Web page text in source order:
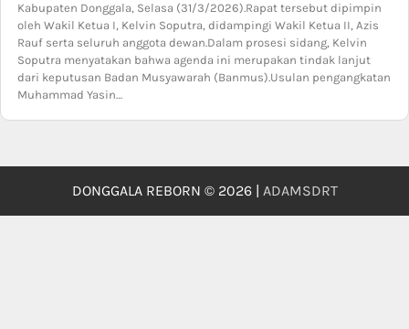
Kabupaten Donggala, Selasa (31/3/2026).Rapat tersebut dipimpin
oleh Wakil Ketua I, Kelvin Soputra, didampingi Wakil Ketua II, Azis
Rauf serta seluruh anggota dewan.Dalam prosesi sidang, Kelvin
Soputra menyatakan bahwa agenda ini merupakan tindak lanjut
dari keputusan Badan Musyawarah (Banmus).Usulan pengangkatan
Muhammad Yasin…
DONGGALA REBORN © 2026 | ADAMSDRT